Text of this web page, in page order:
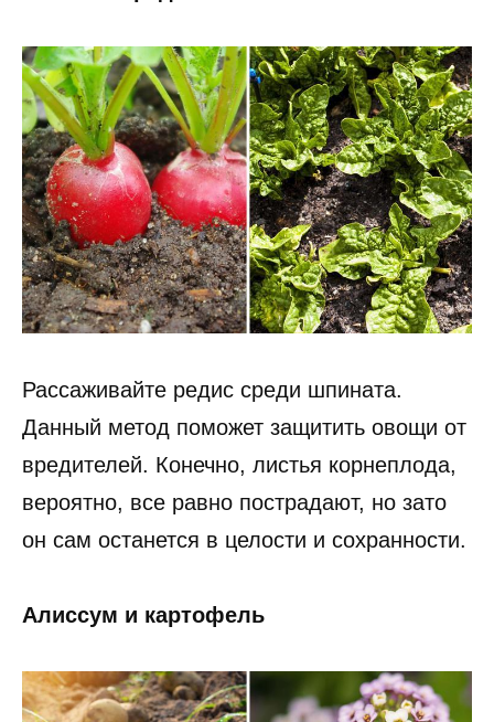
Рассаживайте редис среди шпината.
Данный метод поможет защитить овощи от
вредителей. Конечно, листья корнеплода,
вероятно, все равно пострадают, но зато
он сам останется в целости и сохранности.
Алиссум и картофель